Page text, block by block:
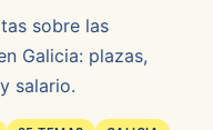
sobre las
Galicia: plazas,
salario.